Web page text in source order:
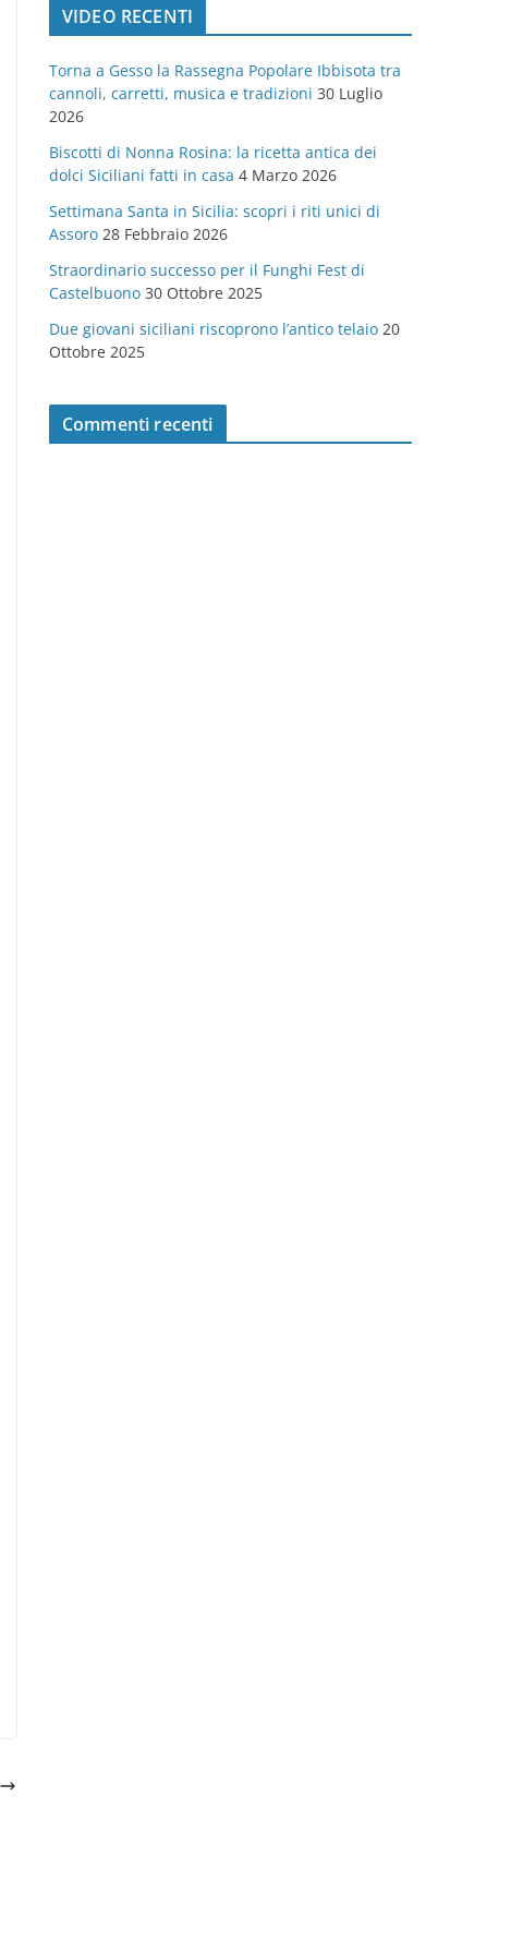
o
r
e
VIDEO RECENTI
Torna a Gesso la Rassegna Popolare Ibbisota tra
cannoli, carretti, musica e tradizioni 30 Luglio
2026
Biscotti di Nonna Rosina: la ricetta antica dei
dolci Siciliani fatti in casa 4 Marzo 2026
Settimana Santa in Sicilia: scopri i riti unici di
Assoro 28 Febbraio 2026
Straordinario successo per il Funghi Fest di
Castelbuono 30 Ottobre 2025
Due giovani siciliani riscoprono l’antico telaio 20
Ottobre 2025
Commenti recenti